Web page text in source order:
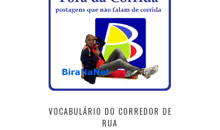
VOCABULÁRIO DO CORREDOR DE
RUA